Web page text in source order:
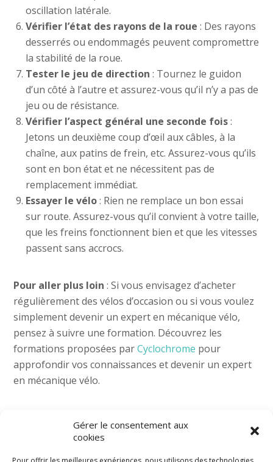
Gérer le consentement aux
cookies
oscillation latérale.
Vérifier l’état des rayons de la roue : Des rayons
desserrés ou endommagés peuvent compromettre
la stabilité de la roue.
Tester le jeu de direction : Tournez le guidon
d’un côté à l’autre et assurez-vous qu’il n’y a pas de
jeu ou de résistance.
Vérifier l’aspect général une seconde fois:
Jetons un deuxième coup d’œil aux câbles, à la
chaîne, aux patins de frein, etc. Assurez-vous qu’ils
sont en bon état et ne nécessitent pas de
remplacement immédiat.
Essayer le vélo: Rien ne remplace un bon essai
sur route. Assurez-vous qu’il convient à votre taille,
que les freins fonctionnent bien et que les vitesses
passent sans accrocs.
Pour aller plus loin : Si vous envisagez d’acheter
régulièrement des vélos d’occasion ou si vous voulez
simplement devenir un expert en mécanique vélo,
pensez à suivre une formation. Découvrez les
formations proposées parCyclochrome pour
approfondir vos connaissances et devenir un expert
en mécanique vélo.
https://youtu.be/SF3mqnqmb64